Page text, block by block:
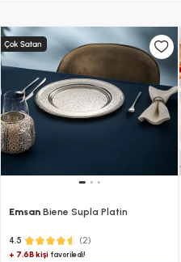
Emsan Biene Supla Platin
4.5 (2)
+ 7.6B kişi favoriledi!